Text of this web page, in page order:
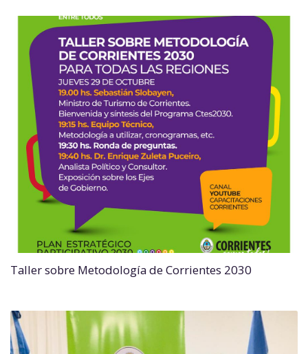
Taller sobre Metodología de Corrientes 2030